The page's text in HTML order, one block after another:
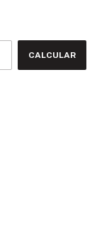
CALCULAR